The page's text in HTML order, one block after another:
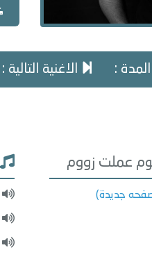
المدة : الاغنية
عملت زووم
جديدة)